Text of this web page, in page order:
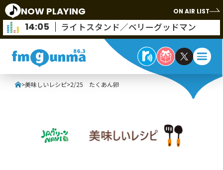
NOW PLAYING ON AIR LIST
14:05 ライトスタンド／ベリーグッドマン
>美味しいレシピ>2/25 たくあん卵